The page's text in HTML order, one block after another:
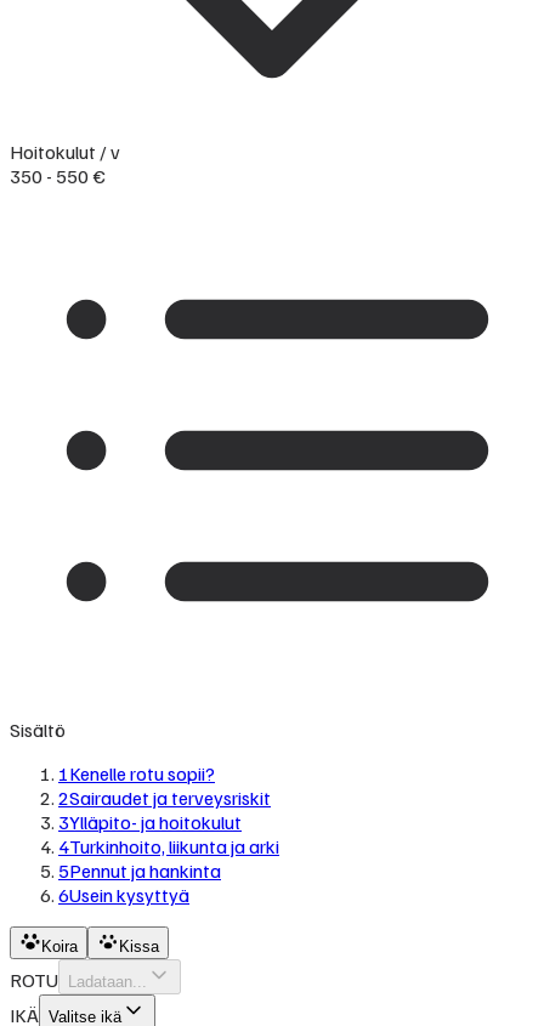
Hoitokulut / v
350 - 550 €
Sisältö
1Kenelle rotu sopii?
2Sairaudet ja terveysriskit
3Ylläpito- ja hoitokulut
4Turkinhoito, liikunta ja arki
5Pennut ja hankinta
6Usein kysyttyä
Koira Kissa
ROTU Ladataan...
IKÄ Valitse ikä